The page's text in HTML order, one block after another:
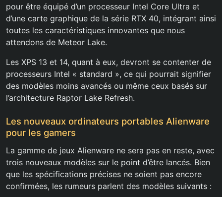
pour être équipé d’un processeur Intel Core Ultra et
d’une carte graphique de la série RTX 40, intégrant ainsi
toutes les caractéristiques innovantes que nous
attendons de Meteor Lake.
Les XPS 13 et 14, quant à eux, devront se contenter de
processeurs Intel « standard », ce qui pourrait signifier
des modèles moins avancés ou même ceux basés sur
l’architecture Raptor Lake Refresh.
Les nouveaux ordinateurs portables Alienware
pour les gamers
La gamme de jeux Alienware ne sera pas en reste, avec
trois nouveaux modèles sur le point d’être lancés. Bien
que les spécifications précises ne soient pas encore
confirmées, les rumeurs parlent des modèles suivants :